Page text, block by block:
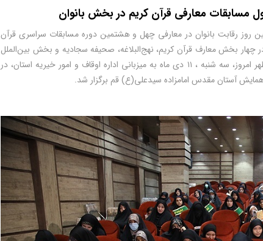
مسابقات معارفی قرآن کریم در بخش بانوان
روز رقابت‌ بانوان در معارفی چهل‌ و هشتمین دوره مسابقات سراسری قرآن
چهار بخش معارف قرآن کریم، نهج‌البلاغه، صحیفه سجادیه و بخش بین‌الملل
بعدازظهر امروز، سه شنبه ، ۱۱ دی ماه به میزبانی اداره اوقاف و امور خیریه استان، در
آستان مقدس امامزاده سیدعلی(ع) قم برگزار شد.